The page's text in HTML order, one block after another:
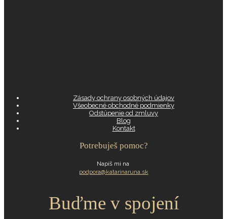
Zásady ochrany osobných údajov
Všeobecné obchodné podmienky
Odstúpenie od zmluvy
Blog
Kontakt
Potrebuješ pomoc?
Napíš mi na
podpora@katarinaruna.sk
Buďme v spojení